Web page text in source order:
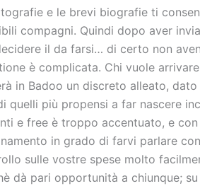
e le brevi biografie ti
compagni. Quindi dopo aver
il da farsi… di certo non
è complicata. Chi vuole
in Badoo un discreto alleato,
quelli più propensi a far nascere
e free è troppo accentuato, e
in grado di farvi parlare
sulle vostre spese molto
dà pari opportunità a chiunque;